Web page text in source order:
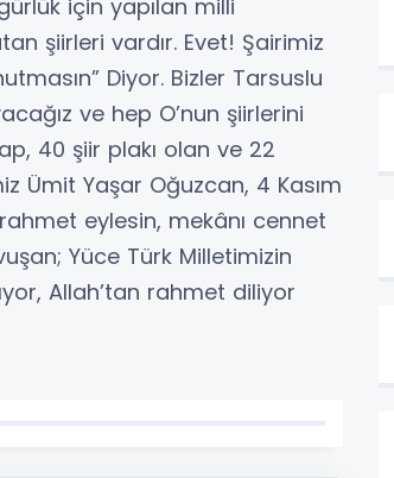
için yapılan milli
şiirleri vardır. Evet! Şairimiz
Diyor. Bizler Tarsuslu
ve hep O’nun şiirlerini
40 şiir plakı olan ve 22
Ümit Yaşar Oğuzcan, 4 Kasım
eylesin, mekânı cennet
Yüce Türk Milletimizin
Allah’tan rahmet diliyor